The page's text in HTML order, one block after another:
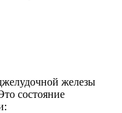
железы
состояние